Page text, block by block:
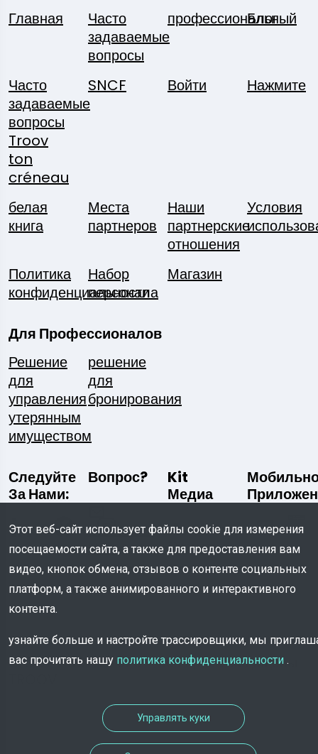
Главная
Часто
задаваемые
вопросы
профессиональный
Блог
Часто
задаваемые
вопросы
Troov
ton
créneau
SNCF Войти Нажмите
белая
книга
Места
партнеров
Наши
партнерские
отношения
Условия
Политика
конфиденциальности
Набор
персонала
Магазин
Для Профессионалов
Решение
для
управления
утерянным
имуществом
решение
для
бронирования
Следуйте
За Нами:
Вопрос?
Написать
Нам
Kit
Медиа
Скачать
© COPYRIGHT 2026 - Все права защищены
Этот веб-сайт использует файлы cookie для измерения
посещаемости сайта, а также для предоставления вам
видео, кнопок обмена, отзывов о контенте социальных
платформ, а также анимированного и интерактивного
контента.
узнайте больше и настройте трассировщики, мы
вас прочитать нашу политика конфиденциальности .
Управлять куки